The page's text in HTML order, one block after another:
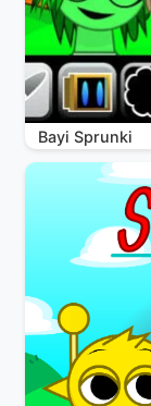
Bayi Sprunki